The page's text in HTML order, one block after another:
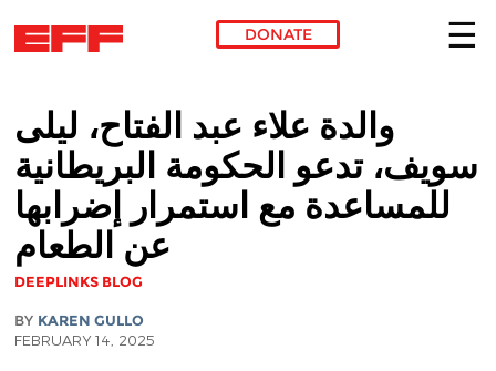
DONATE
والدة علاء عبد الفتاح، ليلى
سويف، تدعو الحكومة البريطانية
للمساعدة مع استمرار إضرابها
عن الطعام
DEEPLINKS BLOG
BY KAREN GULLO
FEBRUARY 14, 2025